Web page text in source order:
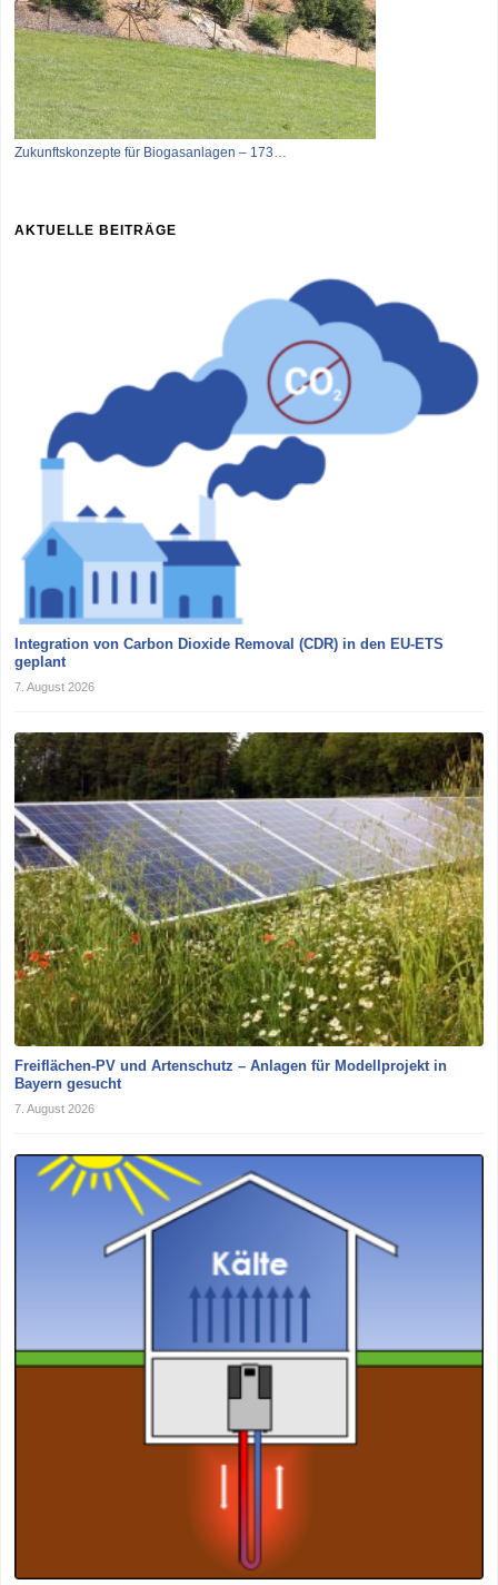
Zukunftskonzepte für Biogasanlagen – 173…
AKTUELLE BEITRÄGE
Integration von Carbon Dioxide Removal (CDR) in den EU-ETS
geplant
7. August 2026
Freiflächen-PV und Artenschutz – Anlagen für Modellprojekt in
Bayern gesucht
7. August 2026